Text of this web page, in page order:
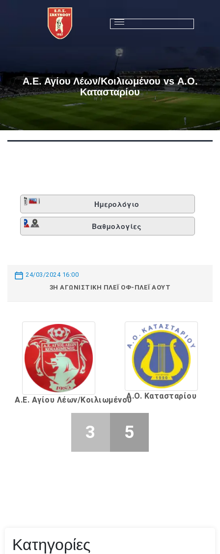
Α.Ε. Αγίου Λέων/Κοιλιωμένου vs Α.Ο.
Κατασταρίου
Ημερολόγιο
Βαθμολογίες
24/03/2024 16:00
3Η ΑΓΩΝΙΣΤΙΚΉ ΠΛΈΙ ΟΦ-ΠΛΈΙ ΆΟΥΤ
Α.Ε. Αγίου Λέων/ΚοιλιωμένουΑ.Ο. Κατασταρίου
3 5
Κατηγορίες